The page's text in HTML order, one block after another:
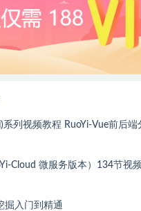
系列视频教程 RuoYi-Vue前后端
Cloud 微服务版本）134节视
掘入门到精通